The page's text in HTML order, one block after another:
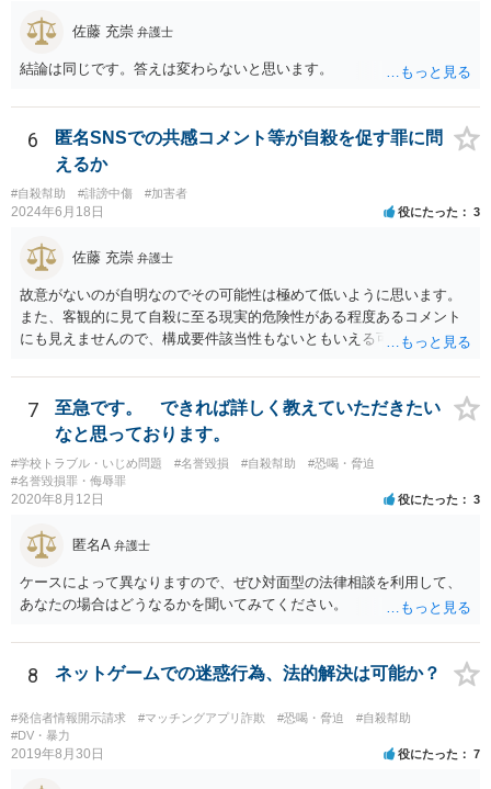
佐藤 充崇 弁護士
結論は同じです。答えは変わらないと思います。
6
匿名SNSでの共感コメント等が自殺を促す罪に問
えるか
#自殺幇助 #誹謗中傷 #加害者
2024年6月18日 役にたった 3
佐藤 充崇 弁護士
故意がないのが自明なのでその可能性は極めて低いように思います。
また、客観的に見て自殺に至る現実的危険性がある程度あるコメント
にも見えませんので、構成要件該当性もないともいえる可能性は高い
7
至急です。 できれば詳しく教えていただきたい
なと思っております。
#学校トラブル・いじめ問題 #名誉毀損 #自殺幇助
#恐喝・脅迫
#名誉毀損罪・侮辱罪
2020年8月12日 役にたった 3
匿名A 弁護士
ケースによって異なりますので、ぜひ対面型の法律相談を利用して、
あなたの場合はどうなるかを聞いてみてください。
8 ネットゲームでの迷惑行為、法的解決は可能か？
#発信者情報開示請求 #マッチングアプリ詐欺 #恐喝・脅迫
#自殺幇助
#DV・暴力
2019年8月30日 役にたった 7